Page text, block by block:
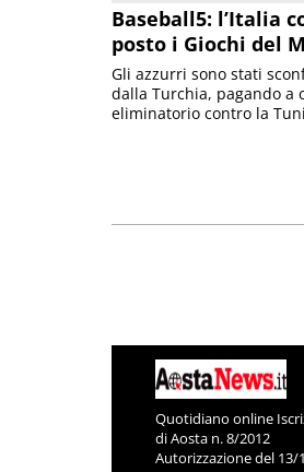
Baseball5: l’Italia
posto i Giochi del
Gli azzurri sono stati
dalla Turchia, pagando a
eliminatorio contro la
Quotidiano online
di Aosta n. 8/2012
Autorizzazione del 13/